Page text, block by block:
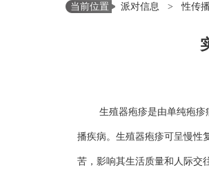
当前位置 派对信息 > 性传
生殖器疱疹是由单纯疱
播疾病。生殖器疱疹可呈慢性
苦，影响其生活质量和人际交